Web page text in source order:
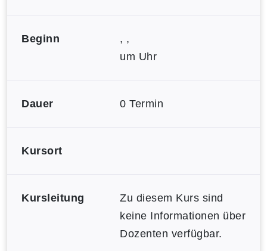
Beginn
, ,
um Uhr
Dauer 0 Termin
Kursort
Kursleitung
Zu diesem Kurs sind
keine Informationen über
Dozenten verfügbar.